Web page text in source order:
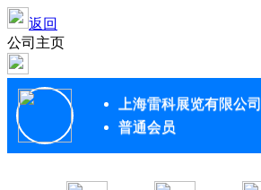
返回
公司主页
上海雷科展览有限公司
普通会员